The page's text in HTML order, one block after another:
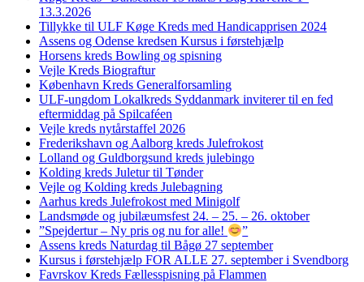
13.3.2026
Tillykke til ULF Køge Kreds med Handicapprisen 2024
Assens og Odense kredsen Kursus i førstehjælp
Horsens kreds Bowling og spisning
Vejle Kreds Biograftur
København Kreds Generalforsamling
ULF-ungdom Lokalkreds Syddanmark inviterer til en fed
eftermiddag på Spilcaféen
Vejle kreds nytårstaffel 2026
Frederikshavn og Aalborg kreds Julefrokost
Lolland og Guldborgsund kreds julebingo
Kolding kreds Juletur til Tønder
Vejle og Kolding kreds Julebagning
Aarhus kreds Julefrokost med Minigolf
Landsmøde og jubilæumsfest 24. – 25. – 26. oktober
”Spejdertur – Ny pris og nu for alle!
”
Assens kreds Naturdag til Bågø 27 september
Kursus i førstehjælp FOR ALLE 27. september i Svendborg
Favrskov Kreds Fællesspisning på Flammen